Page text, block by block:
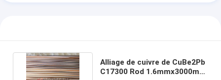
Alliage de cuivre de CuBe2Pb
C17300 Rod 1.6mmx3000mm